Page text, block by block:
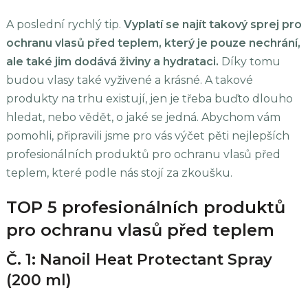
A poslední rychlý tip. Vyplatí se najít takový sprej pro
ochranu vlasů před teplem, který je pouze nechrání,
ale také jim dodává živiny a hydrataci. Díky tomu
budou vlasy také vyživené a krásné. A takové
produkty na trhu existují, jen je třeba buďto dlouho
hledat, nebo vědět, o jaké se jedná. Abychom vám
pomohli, připravili jsme pro vás výčet pěti nejlepších
profesionálních produktů pro ochranu vlasů před
teplem, které podle nás stojí za zkoušku.
TOP 5 profesionálních produktů
pro ochranu vlasů před teplem
Č. 1: Nanoil Heat Protectant Spray
(200 ml)